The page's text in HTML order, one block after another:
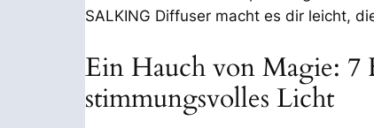
SALKING Diffuser macht es dir leicht,
Ein Hauch von Magie: 7
stimmungsvolles Licht